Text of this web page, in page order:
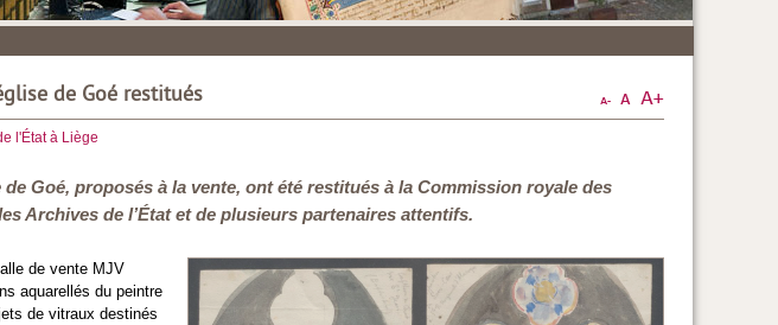
de Goé restitués
l'État à Liège
Goé, proposés à la vente, ont été restitués à la Commission royale des
Archives de l’État et de plusieurs partenaires attentifs.
de vente MJV
aquarellés du peintre
de vitraux destinés